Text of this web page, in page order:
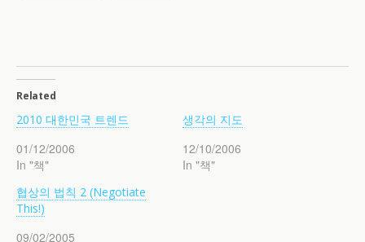
Related
2010 대한민국 트렌드
01/12/2006
In "책"
생각의 지도
12/10/2006
In "책"
협상의 법칙 2 (Negotiate
This!)
09/02/2005